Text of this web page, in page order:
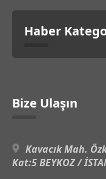
Haber
Bize Ulaşın
Kavacık Mah.
Kat:5 BEYKOZ /